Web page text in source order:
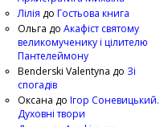
Лілія до Гостьова книга
Ольга до Акафіст святому
великомученику і цілителю
Пантелеймону
Benderski Valentyna до Зі
спогадів
Оксана до Ігор Соневицький.
Духовні твори